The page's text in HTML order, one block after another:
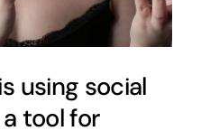
using social
tool for